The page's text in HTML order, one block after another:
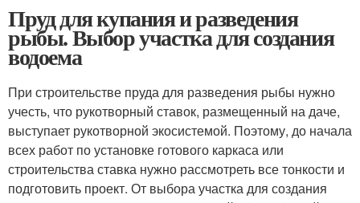
Пруд для купания и разведения
рыбы. Выбор участка для создания
водоема
При строительстве пруда для разведения рыбы нужно
учесть, что рукотворный ставок, размещенный на даче,
выступает рукотворной экосистемой. Поэтому, до начала
всех работ по установке готового каркаса или
строительства ставка нужно рассмотреть все тонкости и
подготовить проект. От выбора участка для создания